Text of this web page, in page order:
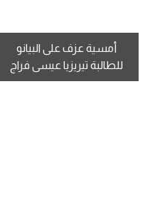
أمسية عزف على البيانو
للطالبة تيريزيا عيسى فراج